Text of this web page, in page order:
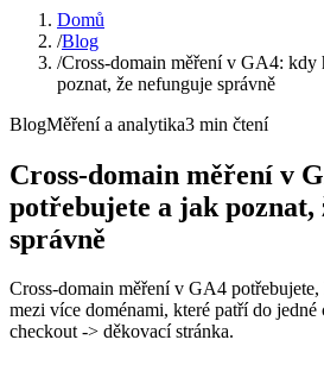
Domů
/Blog
/Cross-domain měření v GA4: kdy
poznat, že nefunguje správně
BlogMěření a analytika3 min čtení
Cross-domain měření v
potřebujete a jak poznat,
správně
Cross-domain měření v GA4
mezi více doménami, které patří do
checkout -> děkovací stránka.